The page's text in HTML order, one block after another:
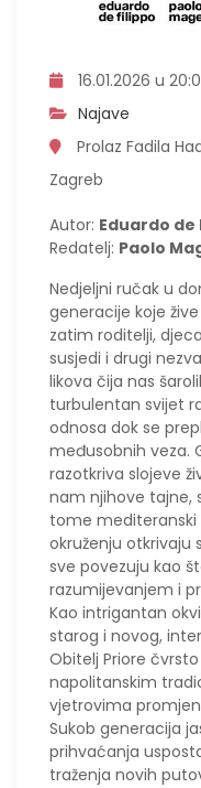
16.01.2026 u
Najave
Prolaz Fadila
Zagreb
Autor: Eduardo de
Redatelj: Paolo
Nedjeljni ručak u
generacije koje
zatim roditelji,
susjedi i drugi
likova čija nas
turbulentan svijet
odnosa dok se
međusobnih veza.
razotkriva slojeve
nam njihove tajne,
tome
okruženju otkrivaju
sve povezuju kao
razumijevanjem i
Kao intrigantan
starog i novog,
Obitelj Priore
napolitanskim
vjetrovima
Sukob generacija
prihvaćanja
traženja novih